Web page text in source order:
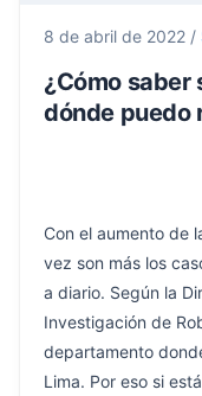
8 de abril de 2022 /
¿Cómo saber
dónde puedo
Con el aumento de
vez son más los
a diario. Según la
Investigación de
departamento
Lima. Por eso si